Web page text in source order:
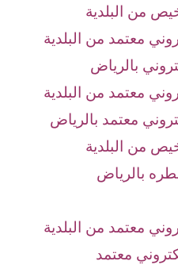
من البلدية
معتمد من البلدية
بالرياض
معتمد من البلدية
معتمد بالرياض
من البلدية
بالرياض
معتمد من البلدية
معتمد